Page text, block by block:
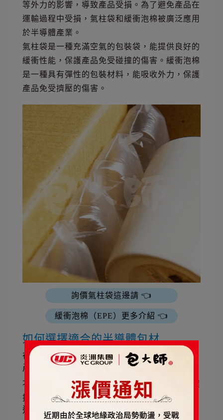
等外力的影響，導致產品受損。為了避免產品在
運輸過程中受損，氣柱袋和緩衝泡棉被廣泛應用
於半導體產業。
氣柱袋是一種充滿空氣的包裝袋，能提供良好的
緩衝性能，保護產品免受碰撞的傷害。緩衝泡棉
是一種具有彈性的包裝材料，能吸收外力，保護
產品免受擠壓的傷害。
詢價氣柱袋這邊請 👈
緩衝泡棉（EPE）更多介紹 👈
如何選擇適合的半導體包材
在選擇半導體包材時，需要考慮以下因素：
產品的特性
不同的半導體產品對環境的敏感度不同，需要選
擇適合的包材。
運輸方式